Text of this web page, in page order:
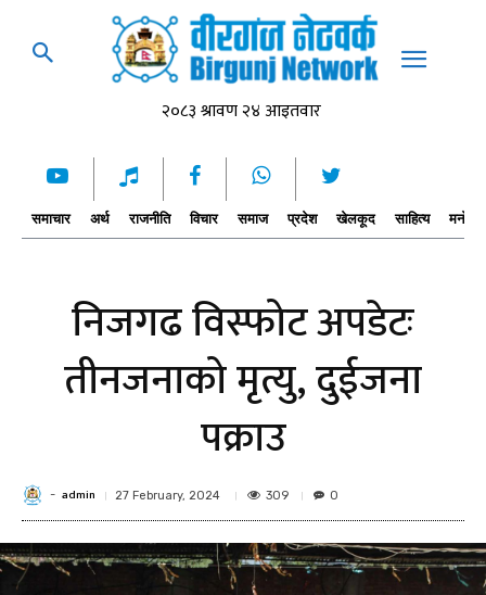
समाचार अर्थ राजनीति विचार समाज प्रदेश खेलकूद साहित्य
निजगढ विस्फोट अपडेटः
तीनजनाको मृत्यु, दुईजना
पक्राउ
- admin 27 February, 2024 309 0